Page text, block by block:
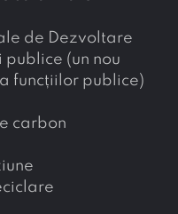
de Dezvoltare
(un nou
funcțiilor publice)
carbon